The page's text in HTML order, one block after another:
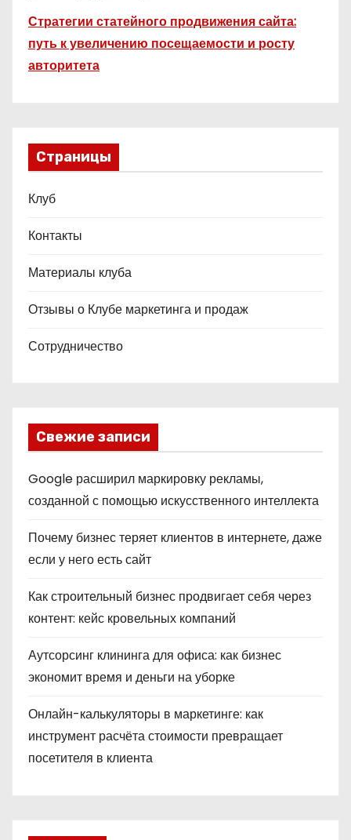
Стратегии статейного продвижения сайта:
путь к увеличению посещаемости и росту
авторитета
Страницы
Клуб
Контакты
Материалы клуба
Отзывы о Клубе маркетинга и продаж
Сотрудничество
Свежие записи
Google расширил маркировку рекламы,
созданной с помощью искусственного интеллекта
Почему бизнес теряет клиентов в интернете, даже
если у него есть сайт
Как строительный бизнес продвигает себя через
контент: кейс кровельных компаний
Аутсорсинг клининга для офиса: как бизнес
экономит время и деньги на уборке
Онлайн-калькуляторы в маркетинге: как
инструмент расчёта стоимости превращает
посетителя в клиента